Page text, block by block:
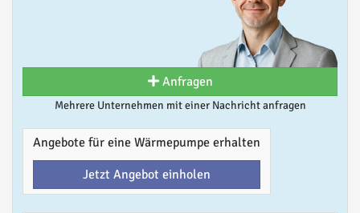
Anfragen
Mehrere Unternehmen mit einer Nachricht anfragen
Angebote für eine Wärmepumpe erhalten
Jetzt Angebot einholen